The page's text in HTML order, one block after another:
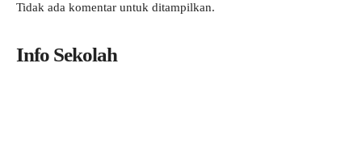
Tidak ada komentar untuk ditampilkan.
Info Sekolah